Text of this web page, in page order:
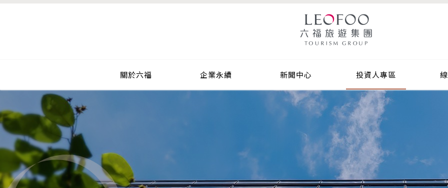
線上選購 合作提案
關於六福 企業永續 新聞中心 投資人專區